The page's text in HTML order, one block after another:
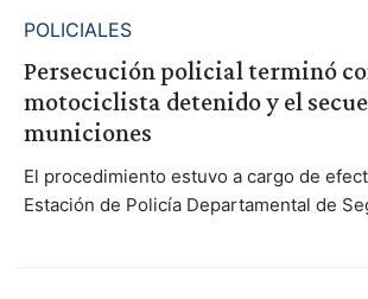
POLICIALES
Persecución policial terminó
motociclista detenido y el
municiones
El procedimiento estuvo a cargo de
Estación de Policía Departamental de